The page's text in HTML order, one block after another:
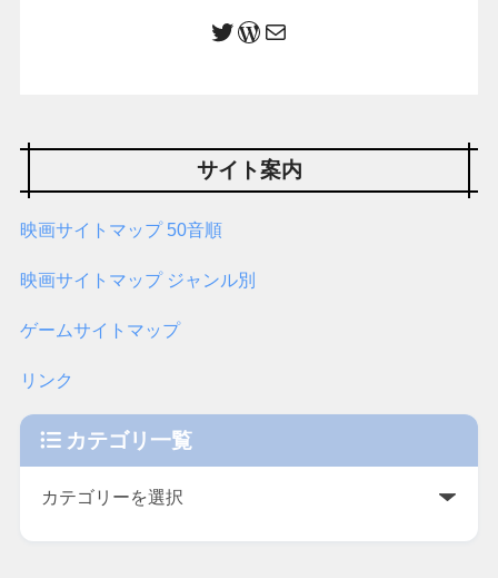
サイト案内
映画サイトマップ 50音順
映画サイトマップ ジャンル別
ゲームサイトマップ
リンク
カテゴリ一覧